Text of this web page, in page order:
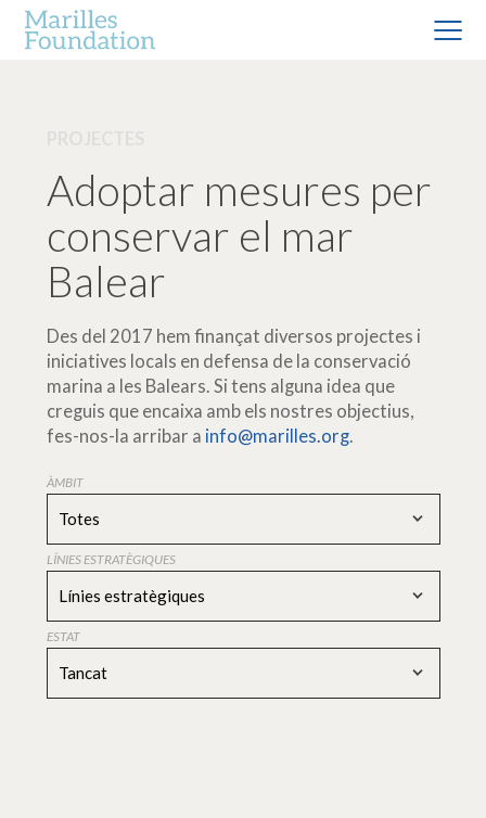
Adoptar mesures per
conservar el mar
Balear
Des del 2017 hem finançat diversos projectes i
iniciatives locals en defensa de la conservació
marina a les Balears. Si tens alguna idea que
creguis que encaixa amb els nostres objectius,
fes-nos-la arribar a info@marilles.org.
ÀMBIT
Totes
LÍNIES ESTRATÈGIQUES
Línies estratègiques
ESTAT
Tancat